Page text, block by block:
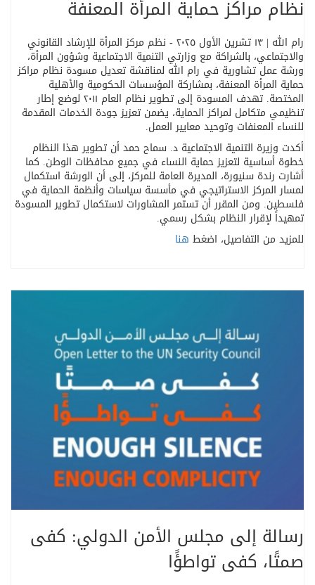
نظام مراكز حماية المرأة المعنفة
رام الله | ١٣ تشرين الأول ٢٠٢٥ - نظم مركز المرأة للإرشاد القانوني
والاجتماعي، بالشراكة مع وزارتي التنمية الاجتماعية وشؤون المرأة،
ورشة عمل تشاورية في رام الله لمناقشة تعديل مسودة نظام مراكز
حماية المرأة المعنفة، بمشاركة المؤسسات الحكومية والأهلية
المختصة. تهدف المسودة إلى تطوير نظام العام ٢٠١١ لوضع إطار
تنظيمي متكامل لمراكز الحماية، يضمن تعزيز جودة الخدمات المقدمة
للنساء المعنفات وتوحيد معايير العمل.
أكدت وزيرة التنمية الاجتماعية د. سماح حمد أن تطوير هذا النظام
خطوة أساسية لتعزيز حماية النساء في جميع محافظات الوطن. كما
أشارت رندة سنيورة، المديرة العامة للمركز، إلى أن الورشة استكمال
لمسار المركز الاستراتيجي في مأسسة سياسات وأنظمة الحماية في
فلسطين. ومن المقرر أن تستمر المشاورات لاستكمال تطوير المسودة
تمهيداً لإقرار النظام بشكل رسمي.
للمزيد من التفاصيل، اضغط هنا
رسالة إلى مجلس الأمن الدولي: كفى
صمتًا، كفى تواطؤًا